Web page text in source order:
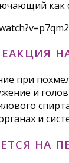
как
при
и
и
НА